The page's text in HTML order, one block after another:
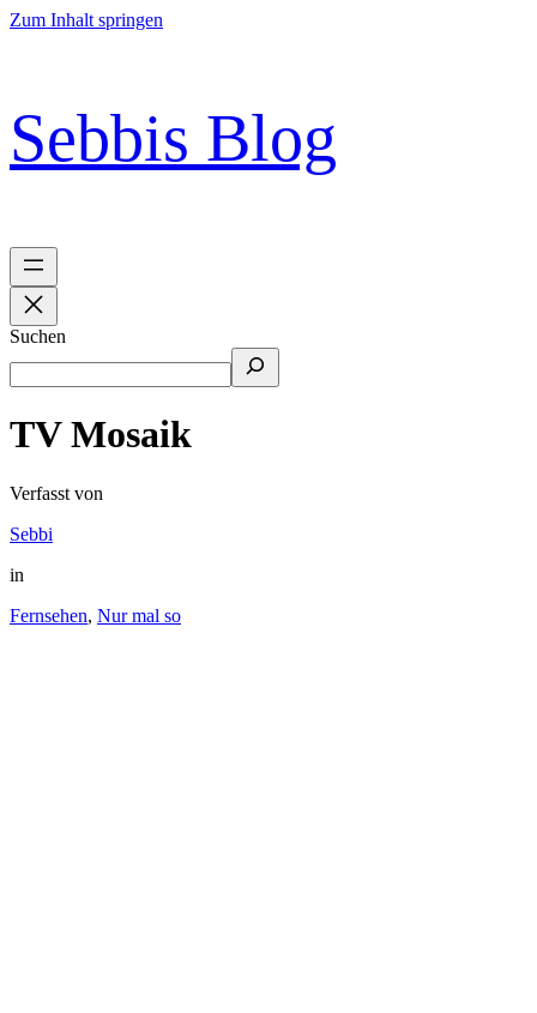
Zum Inhalt springen
Sebbis Blog
Suchen
TV Mosaik
Verfasst von
Sebbi
in
Fernsehen, Nur mal so